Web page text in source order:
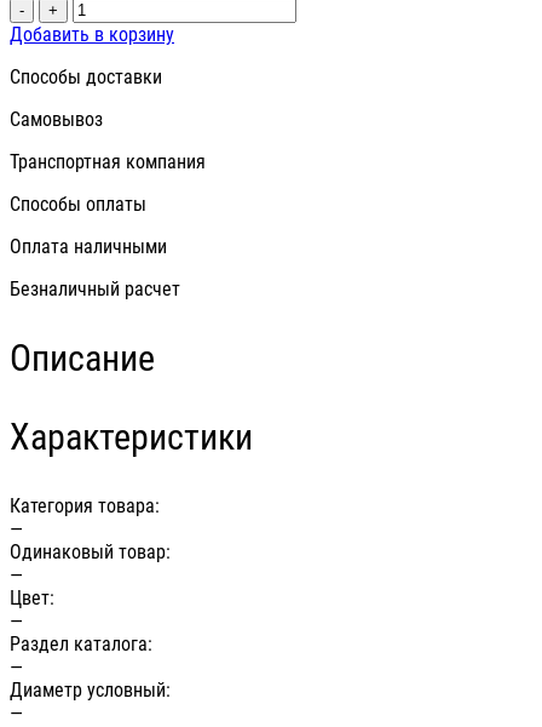
- +
Добавить в корзину
Способы доставки
Самовывоз
Транспортная компания
Способы оплаты
Оплата наличными
Безналичный расчет
Описание
Характеристики
Категория товара:
—
Одинаковый товар:
—
Цвет:
—
Раздел каталога:
—
Диаметр условный:
—